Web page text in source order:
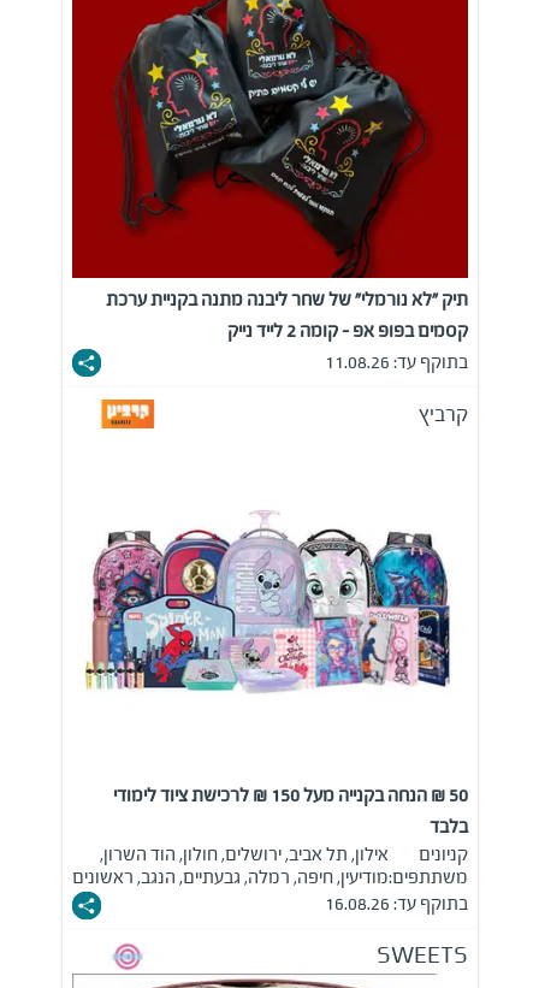
תיק "לא נורמלי" של שחר ליבנה מתנה בקניית ערכת
קסמים בפופ אפ - קומה 2 לייד נייק
בתוקף עד: 11.08.26
קרביץ
50 ₪ הנחה בקנייה מעל 150 ₪ לרכישת ציוד לימודי
בלבד
קניונים
משתתפים:
אילון, תל אביב, ירושלים, חולון, הוד השרון,
מודיעין, חיפה, רמלה, גבעתיים, הנגב, ראשונים
בתוקף עד: 16.08.26
SWEETS